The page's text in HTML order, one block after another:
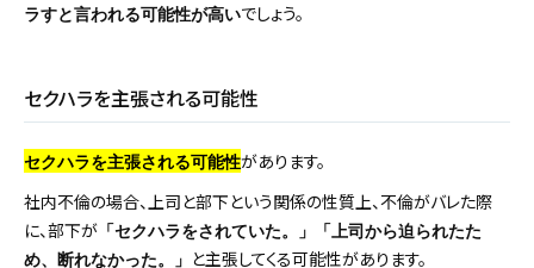
ラすと言われる可能性が高いでしょう。
セクハラを主張される可能性
セクハラを主張される可能性があります。
社内不倫の場合、上司と部下という関係の性質上、不倫がバレた際
に、部下が 「セクハラをされていた。」「上司から迫られたた
め、断れなかった。」 と主張してくる可能性があります。